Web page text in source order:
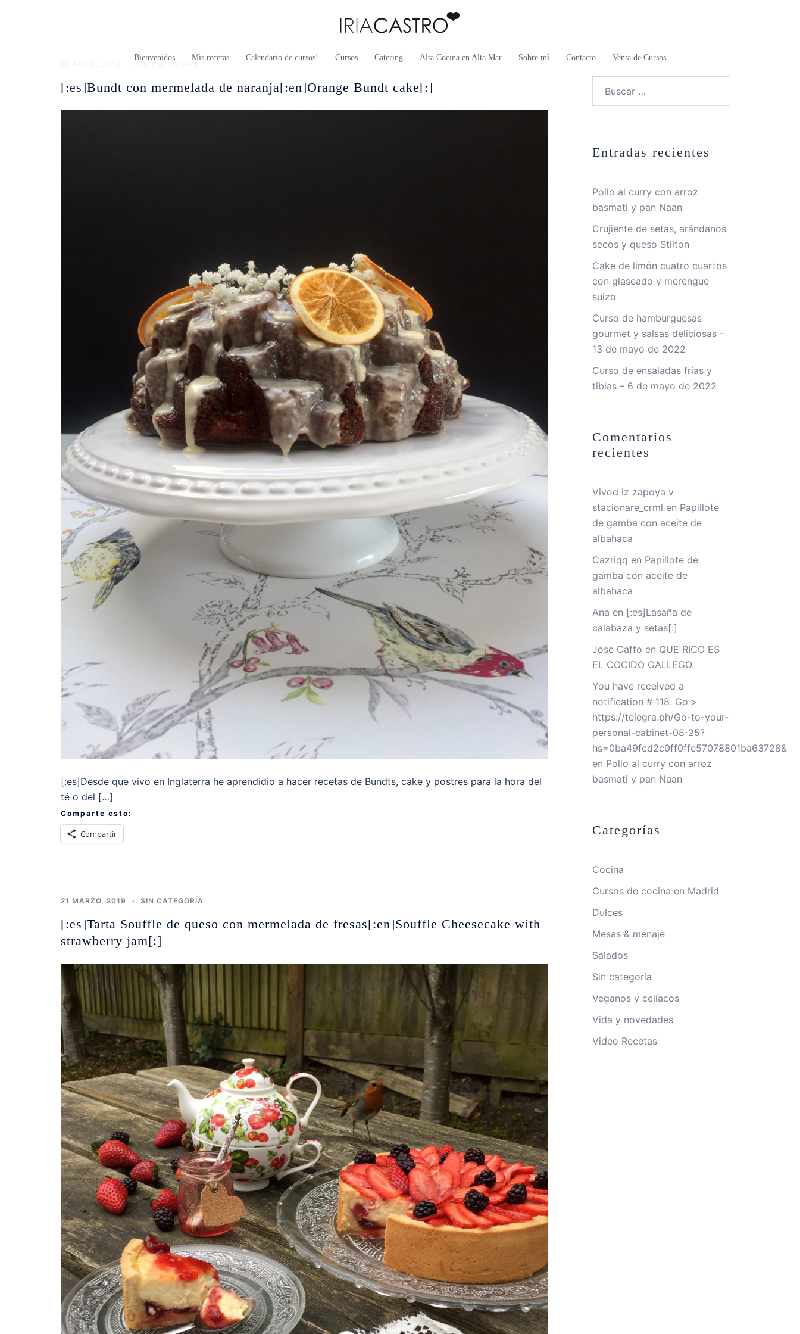
Bienvenidos Mis recetas Calendario de cursos! Cursos Catering Alta Cocina en Alta Mar Sobre mí Contacto Venta de Cursos
[:es]Bundt con mermelada de naranja[:en]Orange Bundt cake[:]
[:es]Desde que vivo en Inglaterra he aprendidio a hacer recetas de Bundts, cake y postres para la hora del
té o del […]
Comparte esto:
Compartir
21 MARZO, 2019 SIN CATEGORÍA
[:es]Tarta Souffle de queso con mermelada de fresas[:en]Souffle Cheesecake with
strawberry jam[:]
Entradas recientes
Pollo al curry con arroz
basmati y pan Naan
Crujiente de setas, arándanos
secos y queso Stilton
Cake de limón cuatro cuartos
con glaseado y merengue
suizo
Curso de hamburguesas
gourmet y salsas deliciosas –
13 de mayo de 2022
Curso de ensaladas frías y
tibias – 6 de mayo de 2022
Comentarios
recientes
Vivod iz zapoya v
stacionare_crml en Papillote
de gamba con aceite de
albahaca
Cazriqq en Papillote de
gamba con aceite de
albahaca
Ana en [:es]Lasaña de
calabaza y setas[:]
Jose Caffo en QUE RICO ES
EL COCIDO GALLEGO.
You have received a
notification # 118. Go >
https://telegra.ph/Go-to-your-
personal-cabinet-08-25?
hs=0ba49fcd2c0ff0ffe57078801ba63728&
en Pollo al curry con arroz
basmati y pan Naan
Categorías
Cocina
Cursos de cocina en Madrid
Dulces
Mesas & menaje
Salados
Sin categoría
Veganos y celíacos
Vida y novedades
Video Recetas